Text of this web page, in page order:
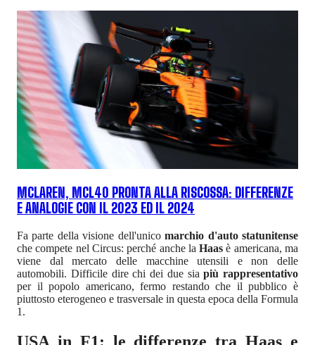
MCLAREN, MCL40 PRONTA ALLA RISCOSSA: DIFFERENZE
E ANALOGIE CON IL 2023 ED IL 2024
Fa parte della visione dell'unicomarchio d'auto statunitense
che compete nel Circus: perché anche laHaasè americana, ma
viene dal mercato delle macchine utensili e non delle
automobili. Difficile dire chi dei due sia più rappresentativo
per il popolo americano, fermo restando che il pubblico è
piuttosto eterogeneo e trasversale in questa epoca della Formula
1.
USA in F1: le differenze tra Haas e